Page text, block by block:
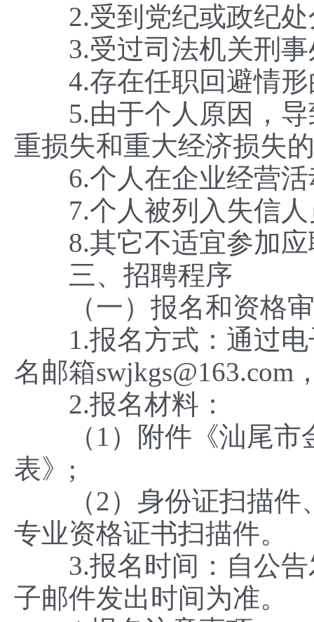
2.受到党纪或政纪处
3.受过司法机关刑事
4.存在任职回避情形
5.由于个人原因，导
重损失和重大经济损失
6.个人在企业经营活
7.个人被列入失信人
8.其它不适宜参加应
三、招聘程序
（一）报名和资格
1.报名方式：通过电
名邮箱swjkgs@163.com
2.报名材料：
（1）附件《汕尾市
表》;
（2）身份证扫描件
专业资格证书扫描件。
3.报名时间：自公告
子邮件发出时间为准。